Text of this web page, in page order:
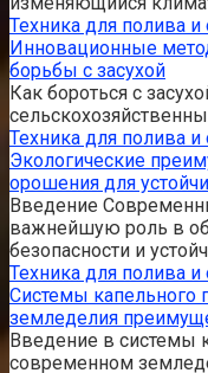
Техника для полива
Инновационные
борьбы с засухой
Как бороться с
Техника для полива
Экологические
орошения для
Введение
важнейшую роль в
безопасности и
Техника для полива
Системы капельного
земледелия
Введение в системы
современном